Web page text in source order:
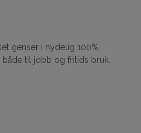
genser i nydelig 100%
til jobb og fritids bruk.